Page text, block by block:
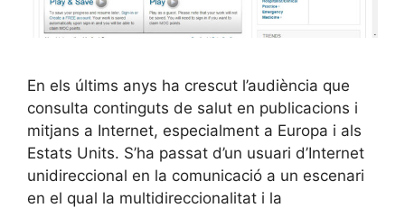
En els últims anys ha crescut l’audiència que
consulta continguts de salut en publicacions i
mitjans a Internet, especialment a Europa i als
Estats Units. S’ha passat d’un usuari d’Internet
unidireccional en la comunicació a un escenari
en el qual la multidireccionalitat i la